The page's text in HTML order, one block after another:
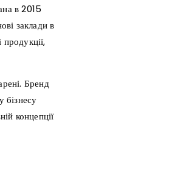
в 2015
заклади в
Бренд
бізнесу
концепції